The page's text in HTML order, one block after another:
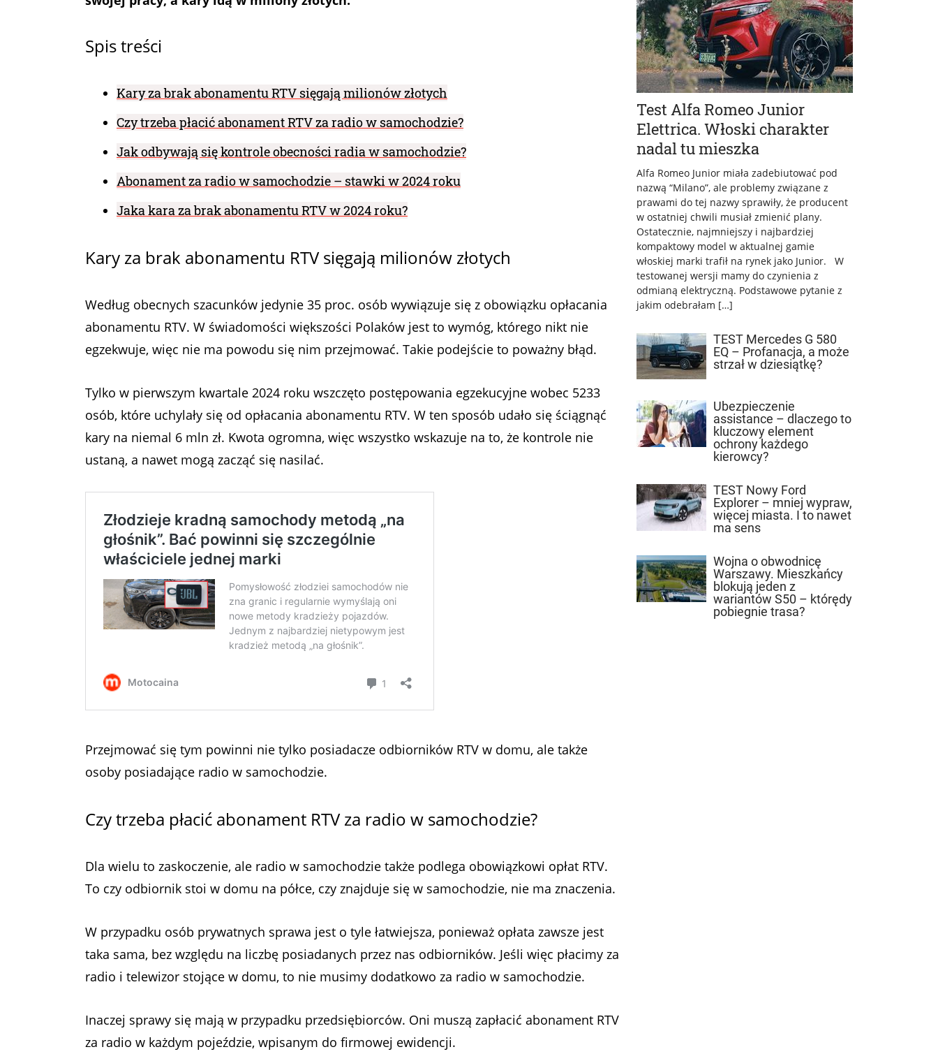
Spis treści
Kary za brak abonamentu RTV sięgają milionów złotych
Czy trzeba płacić abonament RTV za radio w samochodzie?
Jak odbywają się kontrole obecności radia w samochodzie?
Abonament za radio w samochodzie – stawki w 2024 roku
Jaka kara za brak abonamentu RTV w 2024 roku?
Kary za brak abonamentu RTV sięgają milionów złotych
Według obecnych szacunków jedynie 35 proc. osób wywiązuje się z obowiązku opłacania
abonamentu RTV. W świadomości większości Polaków jest to wymóg, którego nikt nie
egzekwuje, więc nie ma powodu się nim przejmować. Takie podejście to poważny błąd.
Tylko w pierwszym kwartale 2024 roku wszczęto postępowania egzekucyjne wobec 5233
osób, które uchylały się od opłacania abonamentu RTV. W ten sposób udało się ściągnąć
kary na niemal 6 mln zł. Kwota ogromna, więc wszystko wskazuje na to, że kontrole nie
ustaną, a nawet mogą zacząć się nasilać.
Przejmować się tym powinni nie tylko posiadacze odbiorników RTV w domu, ale także
osoby posiadające radio w samochodzie.
Czy trzeba płacić abonament RTV za radio w samochodzie?
Dla wielu to zaskoczenie, ale radio w samochodzie także podlega obowiązkowi opłat RTV.
To czy odbiornik stoi w domu na półce, czy znajduje się w samochodzie, nie ma znaczenia.
W przypadku osób prywatnych sprawa jest o tyle łatwiejsza, ponieważ opłata zawsze jest
taka sama, bez względu na liczbę posiadanych przez nas odbiorników. Jeśli więc płacimy za
radio i telewizor stojące w domu, to nie musimy dodatkowo za radio w samochodzie.
Inaczej sprawy się mają w przypadku przedsiębiorców. Oni muszą zapłacić abonament RTV
za radio w każdym pojeździe, wpisanym do firmowej ewidencji.
Test Alfa Romeo Junior
Elettrica. Włoski charakter
nadal tu mieszka
Alfa Romeo Junior miała zadebiutować pod
nazwą “Milano”, ale problemy związane z
prawami do tej nazwy sprawiły, że producent
w ostatniej chwili musiał zmienić plany.
Ostatecznie, najmniejszy i najbardziej
kompaktowy model w aktualnej gamie
włoskiej marki trafił na rynek jako Junior. W
testowanej wersji mamy do czynienia z
odmianą elektryczną. Podstawowe pytanie z
jakim odebrałam […]
TEST Mercedes G 580
EQ – Profanacja, a może
strzał w dziesiątkę?
Ubezpieczenie
assistance – dlaczego to
kluczowy element
ochrony każdego
kierowcy?
TEST Nowy Ford
Explorer – mniej wypraw,
więcej miasta. I to nawet
ma sens
Wojna o obwodnicę
Warszawy. Mieszkańcy
blokują jeden z
wariantów S50 – którędy
pobiegnie trasa?